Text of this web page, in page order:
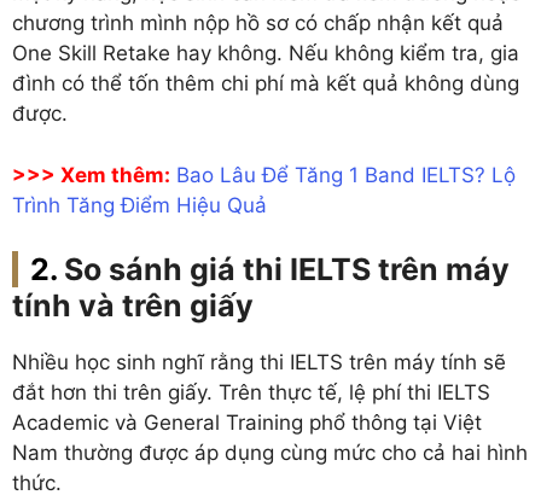
chương trình mình nộp hồ sơ có chấp nhận kết quả
One Skill Retake hay không. Nếu không kiểm tra, gia
đình có thể tốn thêm chi phí mà kết quả không dùng
được.
>>> Xem thêm: Bao Lâu Để Tăng 1 Band IELTS? Lộ
Trình Tăng Điểm Hiệu Quả
So sánh giá thi IELTS trên máy
tính và trên giấy
Nhiều học sinh nghĩ rằng thi IELTS trên máy tính sẽ
đắt hơn thi trên giấy. Trên thực tế, lệ phí thi IELTS
Academic và General Training phổ thông tại Việt
Nam thường được áp dụng cùng mức cho cả hai hình
thức.